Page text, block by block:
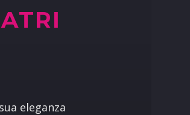
eleganza